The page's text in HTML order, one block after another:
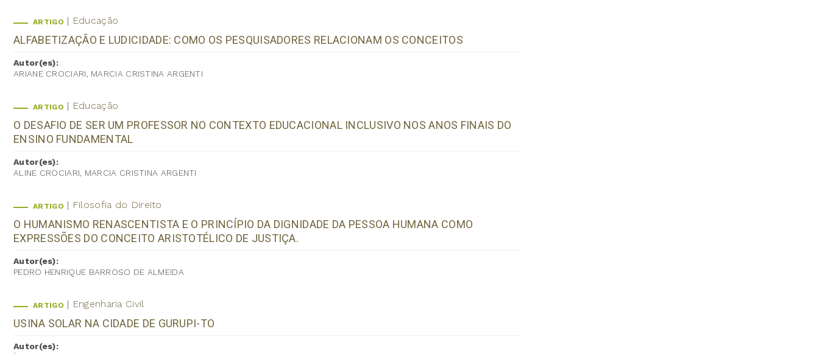
ARTIGO Educação
ALFABETIZAÇÃO E LUDICIDADE: COMO OS PESQUISADORES RELACIONAM OS CONCEITOS
Autor(es):
ARIANE CROCIARI, MARCIA CRISTINA ARGENTI
ARTIGO Educação
O DESAFIO DE SER UM PROFESSOR NO CONTEXTO EDUCACIONAL INCLUSIVO NOS ANOS FINAIS DO
ENSINO FUNDAMENTAL
Autor(es):
ALINE CROCIARI, MARCIA CRISTINA ARGENTI
ARTIGO Filosofia do Direito
O HUMANISMO RENASCENTISTA E O PRINCÍPIO DA DIGNIDADE DA PESSOA HUMANA COMO
EXPRESSÕES DO CONCEITO ARISTOTÉLICO DE JUSTIÇA.
Autor(es):
PEDRO HENRIQUE BARROSO DE ALMEIDA
ARTIGO Engenharia Civil
USINA SOLAR NA CIDADE DE GURUPI-TO
Autor(es):